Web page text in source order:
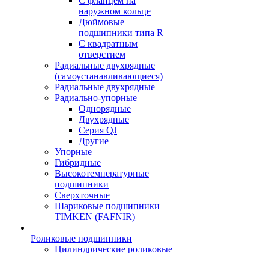
наружном кольце
Дюймовые
подшипники типа R
С квадратным
отверстием
Радиальные двухрядные
(самоустанавливающиеся)
Радиальные двухрядные
Радиально-упорные
Однорядные
Двухрядные
Серия QJ
Другие
Упорные
Гибридные
Высокотемпературные
подшипники
Сверхточные
Шариковые подшипники
TIMKEN (FAFNIR)
Роликовые подшипники
Цилиндрические роликовые